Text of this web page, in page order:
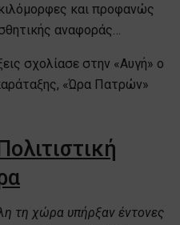
και προφανώς
αναφοράς…
σχολίασε στην «Αυγή» ο
«Ώρα Πατρών»
τη χώρα υπήρξαν έντονες